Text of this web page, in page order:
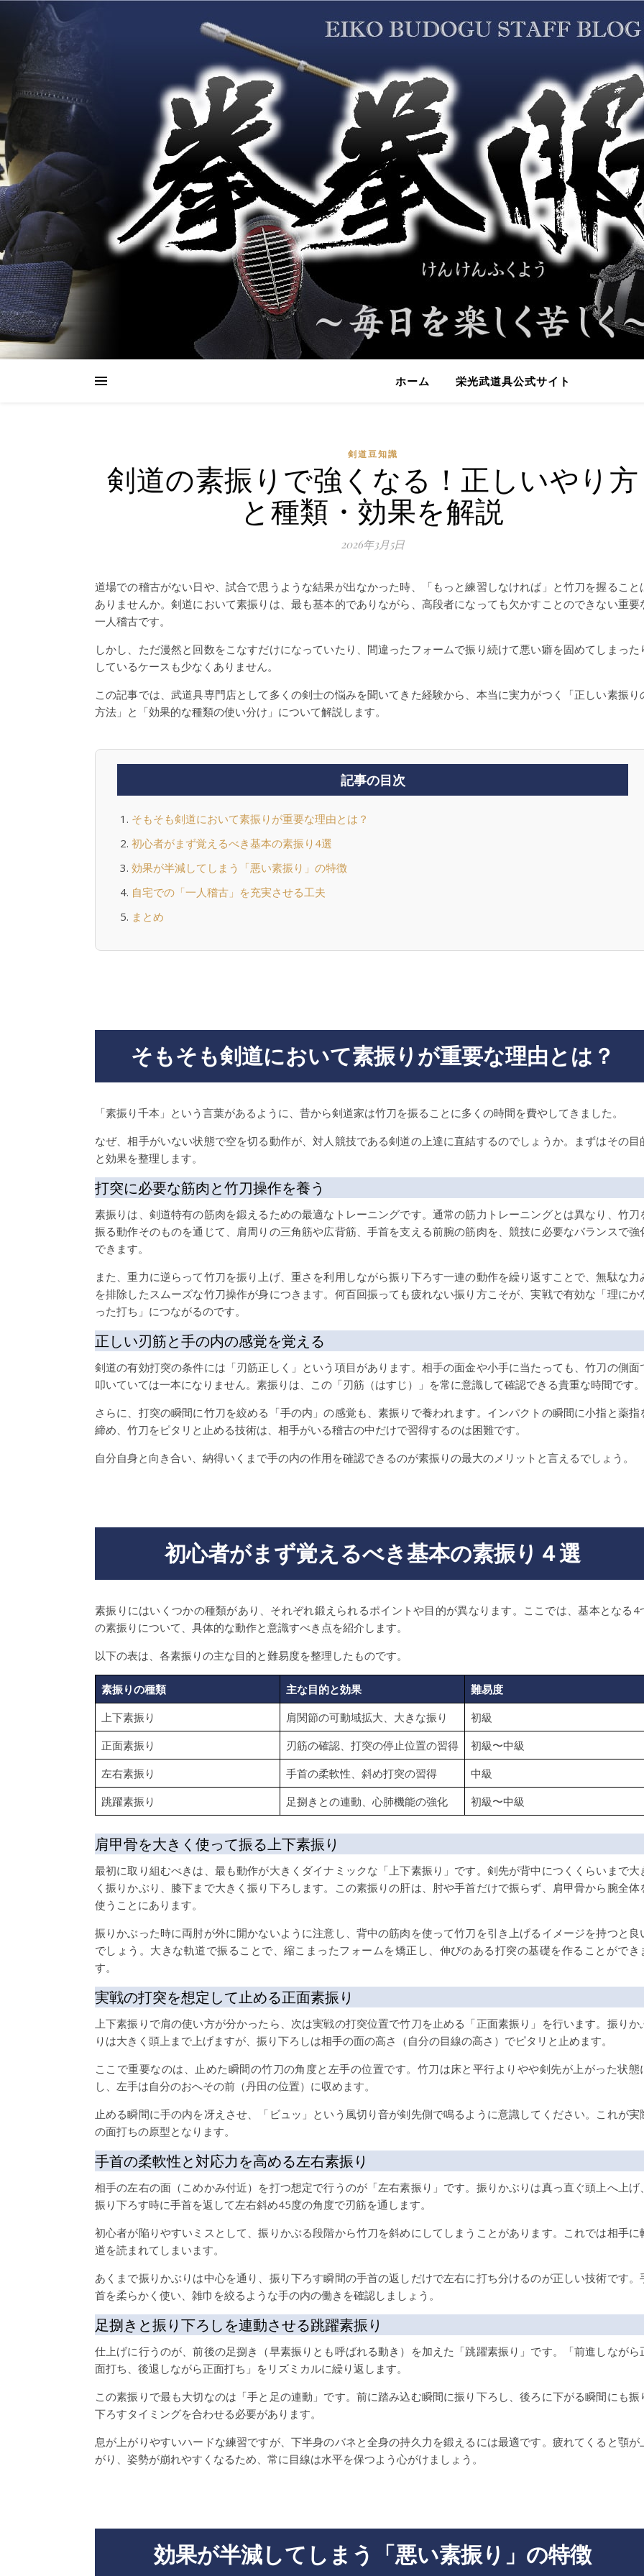
ホーム 栄光武道具公式サイト
剣道豆知識
剣道の素振りで強くなる！正しいやり方
と種類・効果を解説
2026年3月5日
道場での稽古がない日や、試合で思うような結果が出なかった時、「もっと練習しなければ」と竹刀を握ること
ありませんか。剣道において素振りは、最も基本的でありながら、高段者になっても欠かすことのできない重要
一人稽古です。
しかし、ただ漫然と回数をこなすだけになっていたり、間違ったフォームで振り続けて悪い癖を固めてしまった
しているケースも少なくありません。
この記事では、武道具専門店として多くの剣士の悩みを聞いてきた経験から、本当に実力がつく「正しい素振り
方法」と「効果的な種類の使い分け」について解説します。
記事の目次
そもそも剣道において素振りが重要な理由とは？
初心者がまず覚えるべき基本の素振り4選
効果が半減してしまう「悪い素振り」の特徴
自宅での「一人稽古」を充実させる工夫
まとめ
そもそも剣道において素振りが重要な理由とは？
「素振り千本」という言葉があるように、昔から剣道家は竹刀を振ることに多くの時間を費やしてきました。
なぜ、相手がいない状態で空を切る動作が、対人競技である剣道の上達に直結するのでしょうか。まずはその目
と効果を整理します。
打突に必要な筋肉と竹刀操作を養う
素振りは、剣道特有の筋肉を鍛えるための最適なトレーニングです。通常の筋力トレーニングとは異なり、竹刀
振る動作そのものを通じて、肩周りの三角筋や広背筋、手首を支える前腕の筋肉を、競技に必要なバランスで強
できます。
また、重力に逆らって竹刀を振り上げ、重さを利用しながら振り下ろす一連の動作を繰り返すことで、無駄な力
を排除したスムーズな竹刀操作が身につきます。何百回振っても疲れない振り方こそが、実戦で有効な「理にか
った打ち」につながるのです。
正しい刃筋と手の内の感覚を覚える
剣道の有効打突の条件には「刃筋正しく」という項目があります。相手の面金や小手に当たっても、竹刀の側面
叩いていては一本になりません。素振りは、この「刃筋（はすじ）」を常に意識して確認できる貴重な時間です。
さらに、打突の瞬間に竹刀を絞める「手の内」の感覚も、素振りで養われます。インパクトの瞬間に小指と薬指
締め、竹刀をピタリと止める技術は、相手がいる稽古の中だけで習得するのは困難です。
自分自身と向き合い、納得いくまで手の内の作用を確認できるのが素振りの最大のメリットと言えるでしょう。
初心者がまず覚えるべき基本の素振り４選
素振りにはいくつかの種類があり、それぞれ鍛えられるポイントや目的が異なります。ここでは、基本となる4
の素振りについて、具体的な動作と意識すべき点を紹介します。
以下の表は、各素振りの主な目的と難易度を整理したものです。
素振りの種類 主な目的と効果
難易度
上下素振り
肩関節の可動域拡大、大きな振り
初級
正面素振り
刃筋の確認、打突の停止位置の習得
初級〜中級
左右素振り
手首の柔軟性、斜め打突の習得
中級
跳躍素振り
足捌きとの連動、心肺機能の強化 初級〜中級
肩甲骨を大きく使って振る上下素振り
最初に取り組むべきは、最も動作が大きくダイナミックな「上下素振り」です。剣先が背中につくくらいまで大
く振りかぶり、膝下まで大きく振り下ろします。この素振りの肝は、肘や手首だけで振らず、肩甲骨から腕全体
使うことにあります。
振りかぶった時に両肘が外に開かないように注意し、背中の筋肉を使って竹刀を引き上げるイメージを持つと良
でしょう。大きな軌道で振ることで、縮こまったフォームを矯正し、伸びのある打突の基礎を作ることができ
す。
実戦の打突を想定して止める正面素振り
上下素振りで肩の使い方が分かったら、次は実戦の打突位置で竹刀を止める「正面素振り」を行います。振りか
りは大きく頭上まで上げますが、振り下ろしは相手の面の高さ（自分の目線の高さ）でピタリと止めます。
ここで重要なのは、止めた瞬間の竹刀の角度と左手の位置です。竹刀は床と平行よりやや剣先が上がった状態
し、左手は自分のおへその前（丹田の位置）に収めます。
止める瞬間に手の内を冴えさせ、「ビュッ」という風切り音が剣先側で鳴るように意識してください。これが実
の面打ちの原型となります。
手首の柔軟性と対応力を高める左右素振り
相手の左右の面（こめかみ付近）を打つ想定で行うのが「左右素振り」です。振りかぶりは真っ直ぐ頭上へ上げ、
振り下ろす時に手首を返して左右斜め45度の角度で刃筋を通します。
初心者が陥りやすいミスとして、振りかぶる段階から竹刀を斜めにしてしまうことがあります。これでは相手に
道を読まれてしまいます。
あくまで振りかぶりは中心を通り、振り下ろす瞬間の手首の返しだけで左右に打ち分けるのが正しい技術です。
首を柔らかく使い、雑巾を絞るような手の内の働きを確認しましょう。
足捌きと振り下ろしを連動させる跳躍素振り
仕上げに行うのが、前後の足捌き（早素振りとも呼ばれる動き）を加えた「跳躍素振り」です。「前進しながら
面打ち、後退しながら正面打ち」をリズミカルに繰り返します。
この素振りで最も大切なのは「手と足の連動」です。前に踏み込む瞬間に振り下ろし、後ろに下がる瞬間にも振
下ろすタイミングを合わせる必要があります。
息が上がりやすいハードな練習ですが、下半身のバネと全身の持久力を鍛えるには最適です。疲れてくると顎が
がり、姿勢が崩れやすくなるため、常に目線は水平を保つよう心がけましょう。
効果が半減してしまう「悪い素振り」の特徴